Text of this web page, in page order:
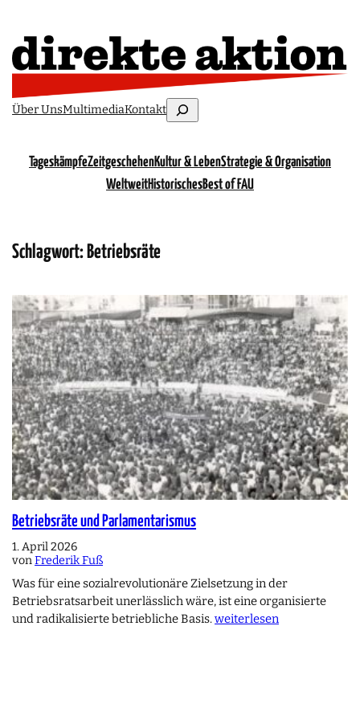
Über UnsMultimediaKontaktSuchen
TageskämpfeZeitgeschehenKultur & LebenStrategie & Organisation
WeltweitHistorischesBest of FAU
Schlagwort: Betriebsräte
Betriebsräte und Parlamentarismus
1. April 2026
vonFrederik Fuß
Was für eine sozialrevolutionäre Zielsetzung in der
Betriebsratsarbeit unerlässlich wäre, ist eine organisierte
und radikalisierte betriebliche Basis.weiterlesen